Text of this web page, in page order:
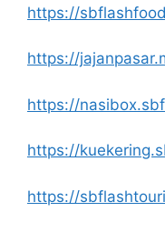
https://
https://
https://
https://
https://